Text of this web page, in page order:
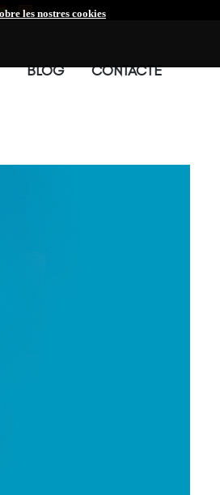
les nostres cookies
BLOG CONTACTE